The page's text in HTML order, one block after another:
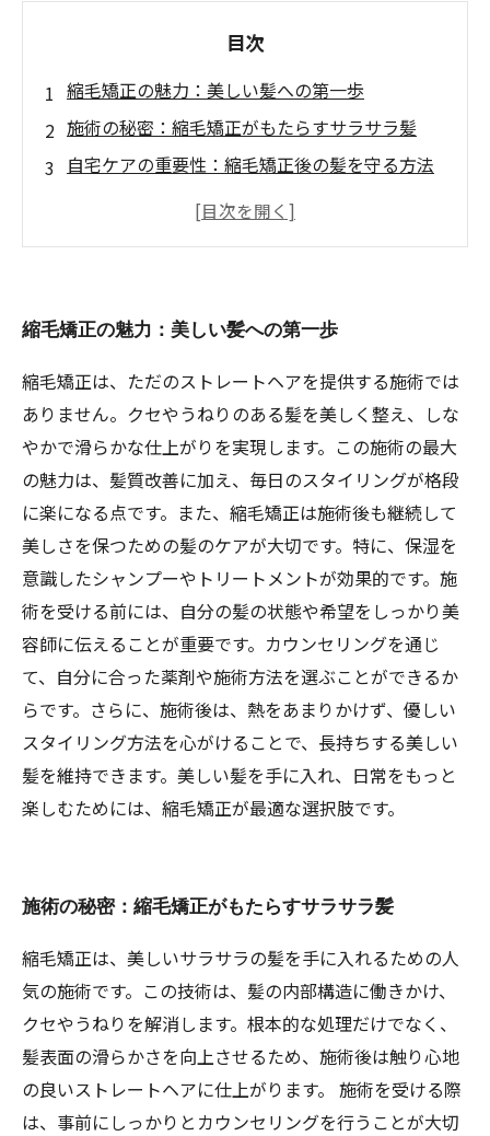
目次
縮毛矯正の魅力：美しい髪への第一歩
施術の秘密：縮毛矯正がもたらすサラサラ髪
自宅ケアの重要性：縮毛矯正後の髪を守る方法
理想のスタイル：縮毛矯正後のスタイリングテ
縮毛矯正の効果：変わる自分と髪の喜び
美しい髪を手に入れた後に：維持するためのア
ドバイス
縮毛矯正の魅力：美しい髪への第一歩
縮毛矯正は、ただのストレートヘアを提供する施術では
ありません。クセやうねりのある髪を美しく整え、しな
やかで滑らかな仕上がりを実現します。この施術の最大
の魅力は、髪質改善に加え、毎日のスタイリングが格段
に楽になる点です。また、縮毛矯正は施術後も継続して
美しさを保つための髪のケアが大切です。特に、保湿を
意識したシャンプーやトリートメントが効果的です。施
術を受ける前には、自分の髪の状態や希望をしっかり美
容師に伝えることが重要です。カウンセリングを通じ
て、自分に合った薬剤や施術方法を選ぶことができるか
らです。さらに、施術後は、熱をあまりかけず、優しい
スタイリング方法を心がけることで、長持ちする美しい
髪を維持できます。美しい髪を手に入れ、日常をもっと
楽しむためには、縮毛矯正が最適な選択肢です。
施術の秘密：縮毛矯正がもたらすサラサラ髪
縮毛矯正は、美しいサラサラの髪を手に入れるための人
気の施術です。この技術は、髪の内部構造に働きかけ、
クセやうねりを解消します。根本的な処理だけでなく、
髪表面の滑らかさを向上させるため、施術後は触り心地
の良いストレートヘアに仕上がります。 施術を受ける際
は、事前にしっかりとカウンセリングを行うことが大切